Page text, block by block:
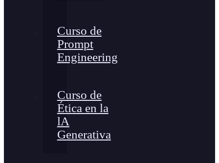
Curso de
Prompt
Engineering
Curso de
Ética en la
lA
Generativa